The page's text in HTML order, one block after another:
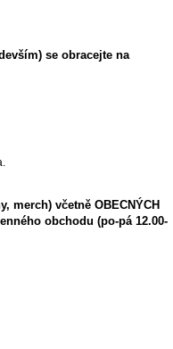
se obracejte na
merch) včetně OBECNÝCH
obchodu (po-pá 12.00-